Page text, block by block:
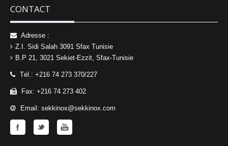
CONTACT
Adresse :
Z.I. Sidi Salah 3091 Sfax Tunisie
B.P 21, 3021 Sekiet-Ezzit, Sfax-Tunisie
Tél.: +216 74 273 370/227
Fax: +216 74 273 402
Email: sekkinox@sekkinox.com